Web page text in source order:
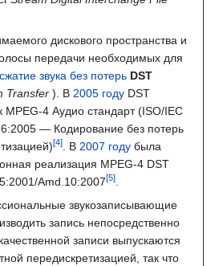
дискового пространства и
передачи необходимых для
сжатие звука без потерь DST
Transfer ). В 2005 году DST
MPEG-4 Аудио стандарт (ISO/IEC
— Кодирование без потерь
. В 2007 году была
реализация MPEG-4 DST
Amd.10:2007
звукозаписывающие
запись непосредственно
записи выпускаются
передискретизацией, так что